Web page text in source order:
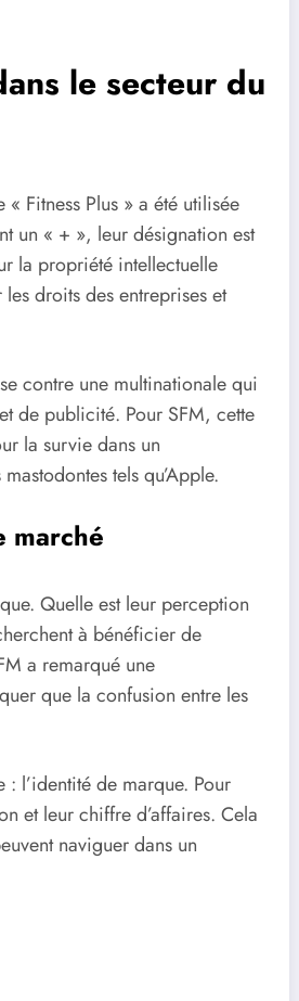
le secteur du
Fitness Plus » a été utilisée
un « + », leur désignation est
la propriété intellectuelle
droits des entreprises et
contre une multinationale qui
de publicité. Pour SFM, cette
la survie dans un
tels qu’Apple.
marché
Quelle est leur perception
à bénéficier de
a remarqué une
que la confusion entre les
l’identité de marque. Pour
et leur chiffre d’affaires. Cela
naviguer dans un